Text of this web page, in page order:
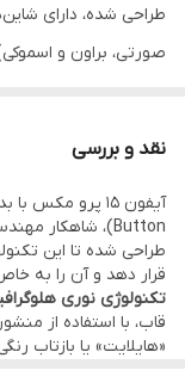
جنس بدنه
طراحی شده، دارای
صورتی، براون و
پی و اسنپ پی و دیجی
نقد و بررسی
Button)، شاهکار مهندسی اپل است. قاب سری
طراحی شده تا این
قرار دهد و آن را به
تکنولوژی نوری
«هایلایت» یا بازتاب